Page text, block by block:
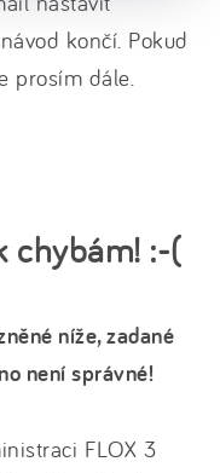
končí. Pokud
prosím dále.
chybám! :-(
níže, zadané
není správné!
FLOX 3